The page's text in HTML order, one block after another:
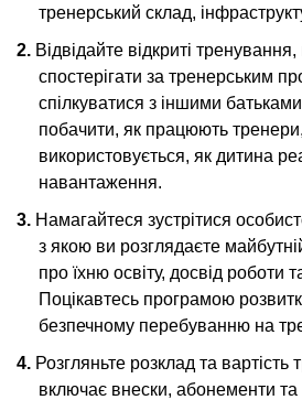
тренерський склад,
Відвідайте відкриті
спостерігати за тренерським
спілкуватися з іншими
побачити, як працюють тренери,
використовується, як дитина
навантаження.
Намагайтеся зустрітися
з якою ви розглядаєте
про їхню освіту, досвід роботи
Поцікавтесь програмою
безпечному перебуванню на
Розгляньте розклад та
включає внески, абонементи та